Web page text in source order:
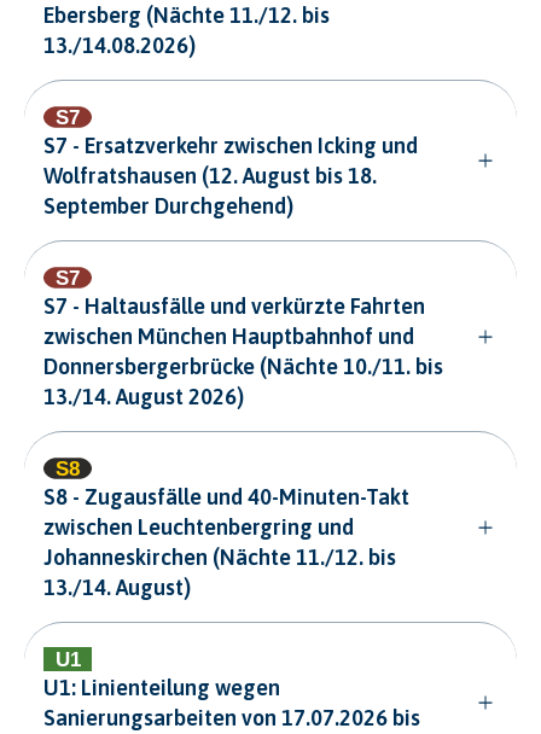
Ebersberg (Nächte 11./12. bis
13./14.08.2026)
S7 - Ersatzverkehr zwischen Icking und
Wolfratshausen (12. August bis 18.
September Durchgehend)
S7 - Haltausfälle und verkürzte Fahrten
zwischen München Hauptbahnhof und
Donnersbergerbrücke (Nächte 10./11. bis
13./14. August 2026)
S8 - Zugausfälle und 40-Minuten-Takt
zwischen Leuchtenbergring und
Johanneskirchen (Nächte 11./12. bis
13./14. August)
U1: Linienteilung wegen
Sanierungsarbeiten von 17.07.2026 bis